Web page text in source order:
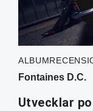
Fontaines D.C.
Utvecklar